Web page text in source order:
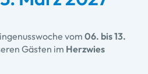
vom 06. bis 13.
Gästen im Herzwies